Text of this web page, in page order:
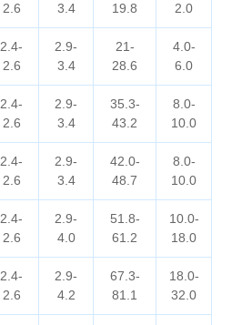
2.6
3.4
19.8
2.0
2.4-
2.6
2.9-
3.4
21-
28.6
4.0-
6.0
2.4-
2.6
2.9-
3.4
35.3-
43.2
8.0-
10.0
2.4-
2.6
2.9-
3.4
42.0-
48.7
8.0-
10.0
2.4-
2.6
2.9-
4.0
51.8-
61.2
10.0-
18.0
2.4-
2.6
2.9-
4.2
67.3-
81.1
18.0-
32.0